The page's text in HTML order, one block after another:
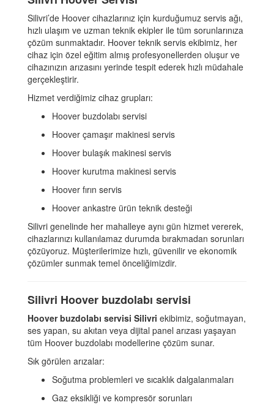
Silivri’de Hoover cihazlarınız için kurduğumuz servis ağı,
hızlı ulaşım ve uzman teknik ekipler ile tüm sorunlarınıza
çözüm sunmaktadır. Hoover teknik servis ekibimiz, her
cihaz için özel eğitim almış profesyonellerden oluşur ve
cihazınızın arızasını yerinde tespit ederek hızlı müdahale
gerçekleştirir.
Hizmet verdiğimiz cihaz grupları:
Hoover buzdolabı servisi
Hoover çamaşır makinesi servis
Hoover bulaşık makinesi servis
Hoover kurutma makinesi servis
Hoover fırın servis
Hoover ankastre ürün teknik desteği
Silivri genelinde her mahalleye aynı gün hizmet vererek,
cihazlarınızı kullanılamaz durumda bırakmadan sorunları
çözüyoruz. Müşterilerimize hızlı, güvenilir ve ekonomik
çözümler sunmak temel önceliğimizdir.
Silivri Hoover buzdolabı servisi
Hoover buzdolabı servisi Silivri ekibimiz, soğutmayan,
ses yapan, su akıtan veya dijital panel arızası yaşayan
tüm Hoover buzdolabı modellerine çözüm sunar.
Sık görülen arızalar:
Soğutma problemleri ve sıcaklık dalgalanmaları
Gaz eksikliği ve kompresör sorunları